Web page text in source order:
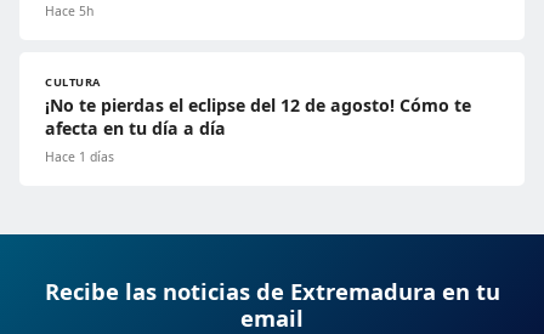
Hace 5h
CULTURA
¡No te pierdas el eclipse del 12 de agosto! Cómo te
afecta en tu día a día
Hace 1 días
Recibe las noticias de Extremadura en tu
email